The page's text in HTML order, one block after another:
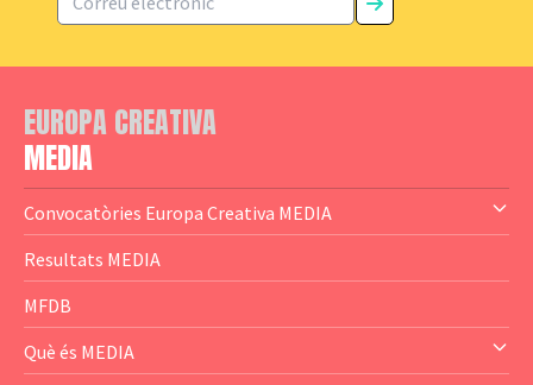
EUROPA CREATIVA
MEDIA
Convocatòries Europa Creativa MEDIA
— Content Cluster
— Business Cluster
— Audience Cluster
Resultats MEDIA
MFDB
Què és MEDIA